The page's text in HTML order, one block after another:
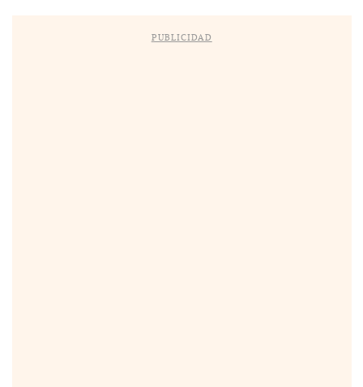
PUBLICIDAD